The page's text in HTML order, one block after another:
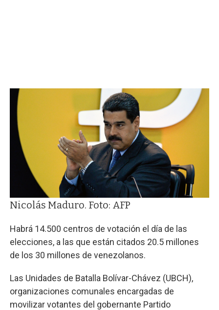
Nicolás Maduro. Foto: AFP
Habrá 14.500 centros de votación el día de las
elecciones, a las que están citados 20.5 millones
de los 30 millones de venezolanos.
Las Unidades de Batalla Bolívar-Chávez (UBCH),
organizaciones comunales encargadas de
movilizar votantes del gobernante Partido